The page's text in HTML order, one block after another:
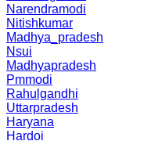
Narendramodi
Nitishkumar
Madhya_pradesh
Nsui
Madhyapradesh
Pmmodi
Rahulgandhi
Uttarpradesh
Haryana
Hardoi